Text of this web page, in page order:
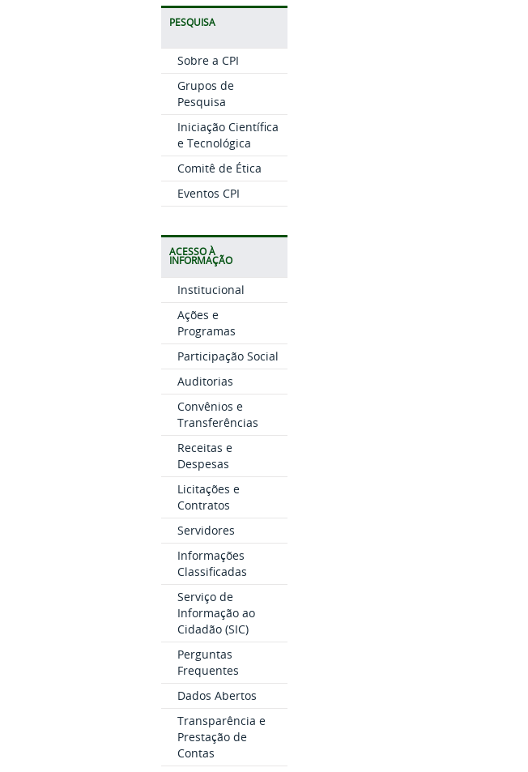
PESQUISA
Sobre a CPI
Grupos de
Pesquisa
Iniciação Científica
e Tecnológica
Comitê de Ética
Eventos CPI
ACESSO À
INFORMAÇÃO
Institucional
Ações e
Programas
Participação Social
Auditorias
Convênios e
Transferências
Receitas e
Despesas
Licitações e
Contratos
Servidores
Informações
Classificadas
Serviço de
Informação ao
Cidadão (SIC)
Perguntas
Frequentes
Dados Abertos
Transparência e
Prestação de
Contas